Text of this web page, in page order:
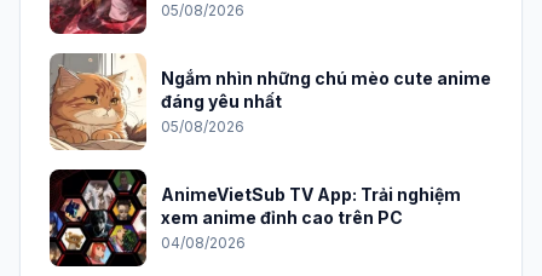
05/08/2026
Ngắm nhìn những chú mèo cute anime
đáng yêu nhất
05/08/2026
AnimeVietSub TV App: Trải nghiệm
xem anime đỉnh cao trên PC
04/08/2026